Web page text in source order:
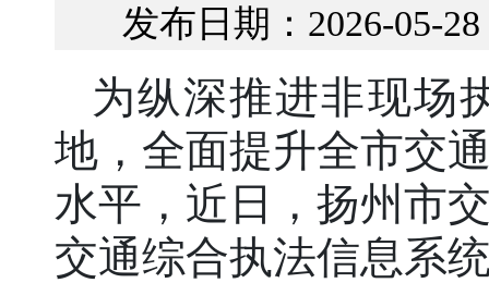
发布日期：2026-05-
为纵深推进非现场
地，全面提升全市交
水平，近日，扬州市
交通综合执法信息系